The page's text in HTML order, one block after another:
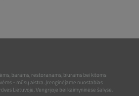
barams, restoranams, biurams bei kitoms
- mūsų aistra. Įrenginėjame nuostabias
Lietuvoje, Vengrijoje bei kaimyninėse šalyse.